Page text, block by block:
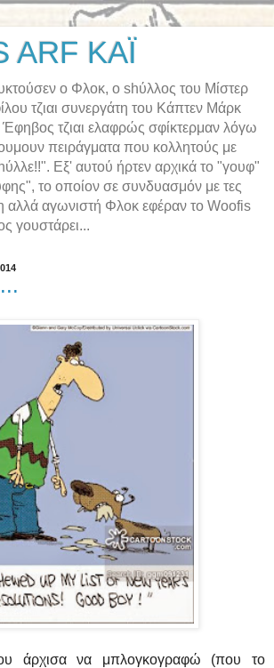
ARF KAΪ
ο Φλοκ, ο shύλλος του Μίστερ
τζιαι συνεργάτη του Κάπτεν Μάρκ
Έφηβος τζιαι ελαφρώς σφίκτερμαν λόγω
πειράγματα που κολλητούς με
Εξ' αυτού ήρτεν αρχικά το "γουφ"
το οποίον σε συνδυασμόν με τες
αλλά αγωνιστή Φλοκ εφέραν το Woofis
γουστάρει...
άρχισα να μπλογκογραφώ (που το